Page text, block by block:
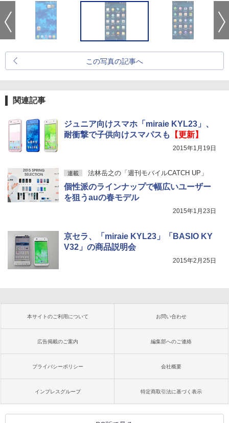
この写真の記事へ
関連記事
ジュニア向けスマホ「miraie KYL23」、
耐衝撃で子供向けスマパスも
【更新】
2015年1月19日
連載 法林岳之の「週刊モバイルCATCH UP」
個性派のラインナップで幅広いユーザー
を狙うauの春モデル
2015年1月23日
京セラ、「miraie KYL23」「BASIO KY
V32」の商品説明会
2015年2月25日
本サイトのご利用について お問い合わせ
広告掲載のご案内 編集部へのご連絡
プライバシーポリシー 会社概要
インプレスグループ 特定商取引法に基づく表示